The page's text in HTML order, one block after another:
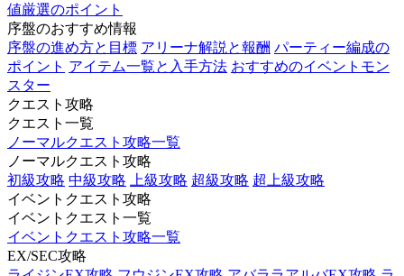
値厳選のポイント
序盤のおすすめ情報
序盤の進め方と目標 アリーナ解説と報酬 パーティー編成の
ポイント アイテム一覧と入手方法 おすすめのイベントモン
スター
クエスト攻略
クエスト一覧
ノーマルクエスト攻略一覧
ノーマルクエスト攻略
初級攻略 中級攻略 上級攻略 超級攻略 超上級攻略
イベントクエスト攻略
イベントクエスト一覧
イベントクエスト攻略一覧
EX/SEC攻略